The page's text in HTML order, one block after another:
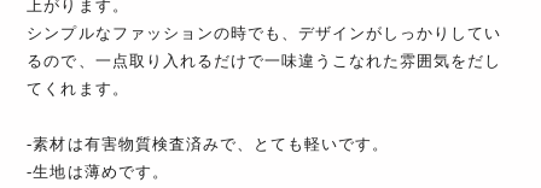
上がります。
シンプルなファッションの時でも、デザインがしっかりしてい
るので、一点取り入れるだけで一味違うこなれた雰囲気をだし
てくれます。
-素材は有害物質検査済みで、とても軽いです。
-生地は薄めです。